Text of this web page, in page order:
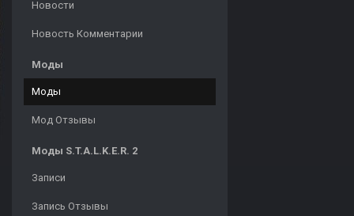
Новости
Новость Комментарии
Моды
Моды
Мод Отзывы
Моды S.T.A.L.K.E.R. 2
Записи
Запись Отзывы